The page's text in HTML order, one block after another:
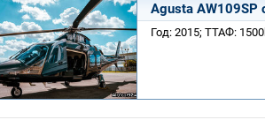
Agusta AW109SP
Год: 2015; ТТАФ: